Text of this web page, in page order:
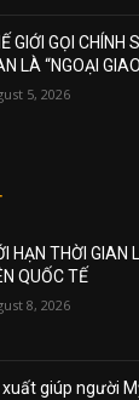
GIỚI GỌI CHÍNH
LÀ “NGOẠI
5, 2026
HẠN THỜI GIAN
QUỐC TẾ
8, 2026
xuất giúp người